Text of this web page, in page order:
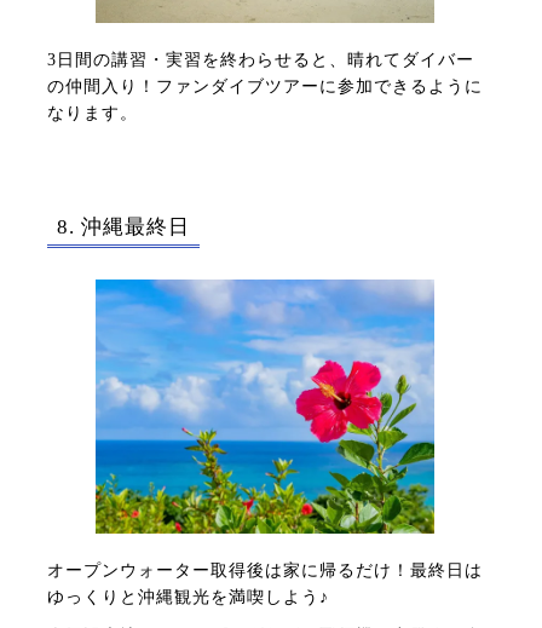
3日間の講習・実習を終わらせると、晴れてダイバー
の仲間入り！ファンダイブツアーに参加できるように
なります。
8. 沖縄最終日
オープンウォーター取得後は家に帰るだけ！最終日は
ゆっくりと沖縄観光を満喫しよう♪